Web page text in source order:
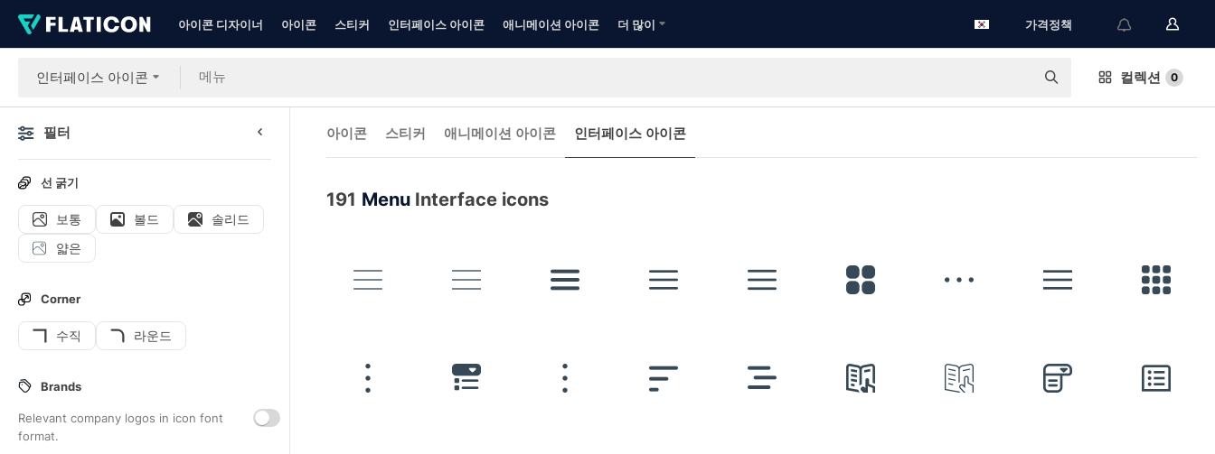
아이콘 디자이너 아이콘 스티커 인터페이스 아이콘 애니메이션 아이콘 더 많이 가격정책
인터페이스 아이콘 컬렉션 0
필터
선 굵기
보통 볼드
솔리드
얇은
Corner
수직 라운드
Brands
Relevant company logos in icon font
format.
아이콘 스티커 애니메이션 아이콘 인터페이스 아이콘
191 Menu Interface icons